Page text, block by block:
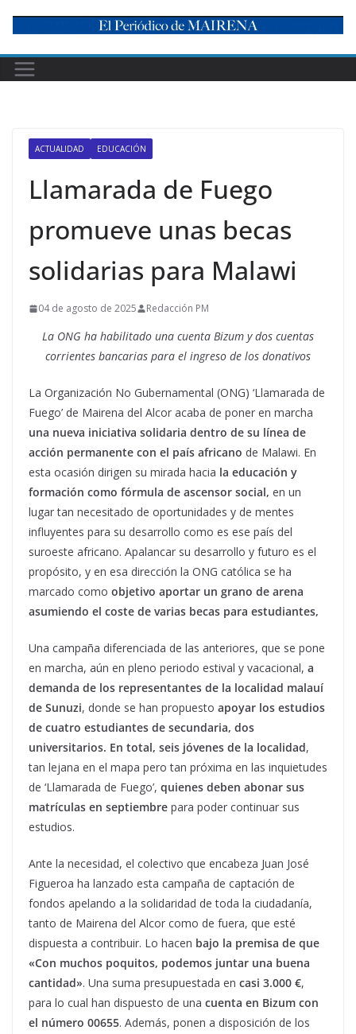
content
ACTUALIDAD EDUCACIÓN
Llamarada de Fuego
promueve unas becas
solidarias para Malawi
04 de agosto de 2025 Redacción PM
La ONG ha habilitado una cuenta Bizum y dos cuentas
corrientes bancarias para el ingreso de los donativos
La Organización No Gubernamental (ONG) ‘Llamarada de
Fuego’ de Mairena del Alcor acaba de poner en marcha
una nueva iniciativa solidaria dentro de su línea de
acción permanente con el país africano de Malawi. En
esta ocasión dirigen su mirada hacia la educación y
formación como fórmula de ascensor social, en un
lugar tan necesitado de oportunidades y de mentes
influyentes para su desarrollo como es ese país del
suroeste africano. Apalancar su desarrollo y futuro es el
propósito, y en esa dirección la ONG católica se ha
marcado como objetivo aportar un grano de arena
asumiendo el coste de varias becas para estudiantes,
Una campaña diferenciada de las anteriores, que se pone
en marcha, aún en pleno periodo estival y vacacional, a
demanda de los representantes de la localidad malauí
de Sunuzi, donde se han propuesto apoyar los estudios
de cuatro estudiantes de secundaria, dos
universitarios. En total, seis jóvenes de la localidad,
tan lejana en el mapa pero tan próxima en las inquietudes
de ‘Llamarada de Fuego’, quienes deben abonar sus
matrículas en septiembre para poder continuar sus
estudios.
Ante la necesidad, el colectivo que encabeza Juan José
Figueroa ha lanzado esta campaña de captación de
fondos apelando a la solidaridad de toda la ciudadanía,
tanto de Mairena del Alcor como de fuera, que esté
dispuesta a contribuir. Lo hacen bajo la premisa de que
«Con muchos poquitos, podemos juntar una buena
cantidad». Una suma presupuestada en casi 3.000 €,
para lo cual han dispuesto de una cuenta en Bizum con
el número 00655. Además, ponen a disposición de los